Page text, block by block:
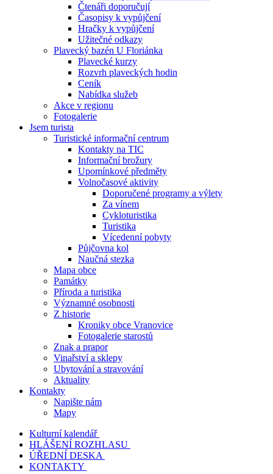
Čtenáři doporučují
Časopisy k vypůjčení
Hračky k vypůjčení
Užitečné odkazy
Plavecký bazén U Floriánka
Plavecké kurzy
Rozvrh plaveckých hodin
Ceník
Nabídka služeb
Akce v regionu
Fotogalerie
Jsem turista
Turistické informační centrum
Kontakty na TIC
Informační brožury
Upomínkové předměty
Volnočasové aktivity
Doporučené programy a výlety
Za vínem
Cykloturistika
Turistika
Vícedenní pobyty
Půjčovna kol
Naučná stezka
Mapa obce
Památky
Příroda a turistika
Významné osobnosti
Z historie
Kroniky obce Vranovice
Fotogalerie starostů
Znak a prapor
Vinařství a sklepy
Ubytování a stravování
Aktuality
Kontakty
Napište nám
Mapy
Kulturní kalendář
HLÁŠENÍ ROZHLASU
ÚŘEDNÍ DESKA
KONTAKTY